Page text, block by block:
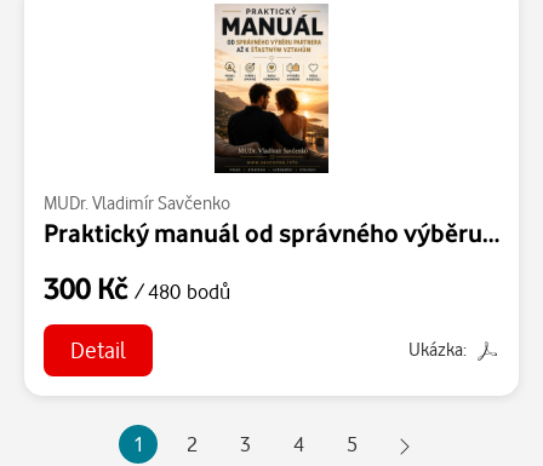
MUDr. Vladimír Savčenko
Praktický manuál od správného výběru partnera až k šťastným vztahům.
300 Kč / 480 bodů
Detail Ukázka:
1 2 3 4 5